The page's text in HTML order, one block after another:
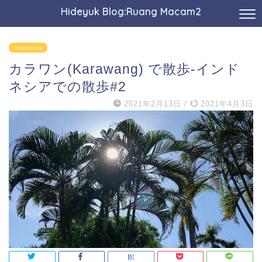
Hideyuk Blog:Ruang Macam2
Indonesia
カラワン(Karawang) で散歩-インド
ネシアでの散歩#2
2021年2月13日 / 2021年4月3日